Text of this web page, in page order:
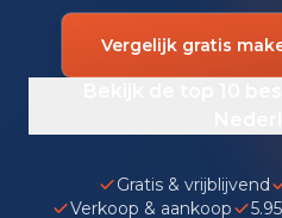
Vergelijk gratis
Gratis & vrijblijvend
Verkoop & aankoop